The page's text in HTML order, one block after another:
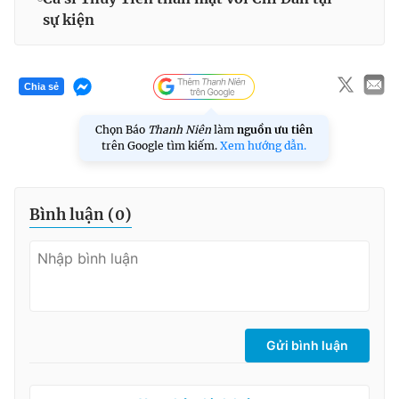
sự kiện
Chia sẻ
Chọn Báo Thanh Niên làm nguồn ưu tiên
trên Google tìm kiếm. Xem hướng dẫn.
Bình luận (0)
Gửi bình luận